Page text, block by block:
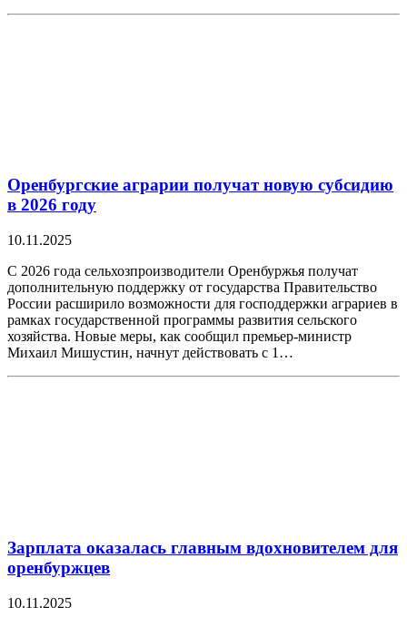
Оренбургские аграрии получат новую субсидию
в 2026 году
10.11.2025
С 2026 года сельхозпроизводители Оренбуржья получат
дополнительную поддержку от государства Правительство
России расширило возможности для господдержки аграриев в
рамках государственной программы развития сельского
хозяйства. Новые меры, как сообщил премьер-министр
Михаил Мишустин, начнут действовать с 1…
Зарплата оказалась главным вдохновителем для
оренбуржцев
10.11.2025